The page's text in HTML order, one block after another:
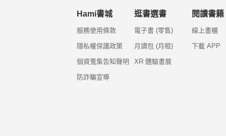
Hami書城
服務使用條款
隱私權保護政策
個資蒐集告知聲明
防詐騙宣導
逛書選書
電子書 (零售)
月讀包 (月租)
XR 體驗書展
閱讀書籍
線上書櫃
下載 APP